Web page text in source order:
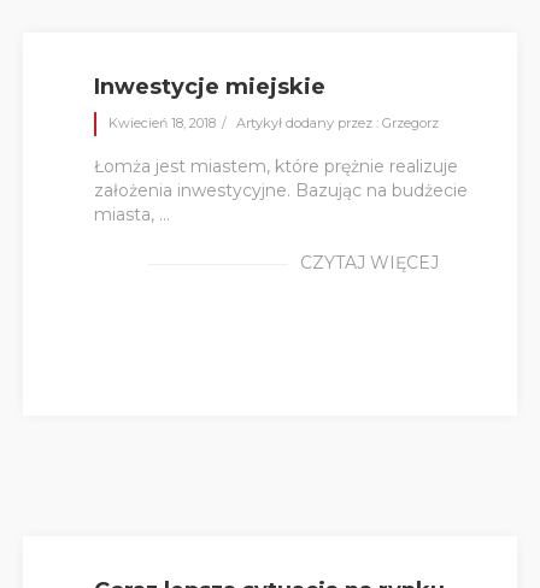
Inwestycje miejskie
Kwiecień 18, 2018 Artykył dodany przez : Grzegorz
Łomża jest miastem, które prężnie realizuje
założenia inwestycyjne. Bazując na budżecie
miasta, ...
CZYTAJ WIĘCEJ